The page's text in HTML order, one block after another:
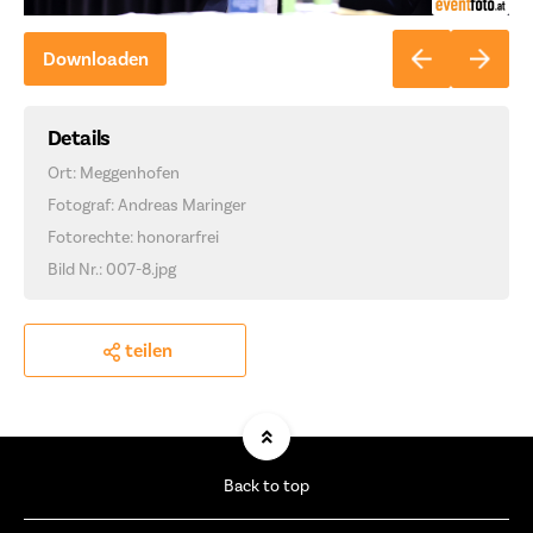
Downloaden
Details
Ort: Meggenhofen
Fotograf: Andreas Maringer
Fotorechte: honorarfrei
Bild Nr.: 007-8.jpg
teilen
Back to top